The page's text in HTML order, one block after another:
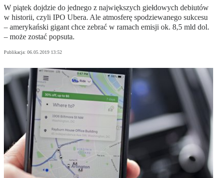
W piątek dojdzie do jednego z największych giełdowych debiutów
w historii, czyli IPO Ubera. Ale atmosferę spodziewanego sukcesu
– amerykański gigant chce zebrać w ramach emisji ok. 8,5 mld dol.
– może zostać popsuta.
Publikacja: 06.05.2019 13:52